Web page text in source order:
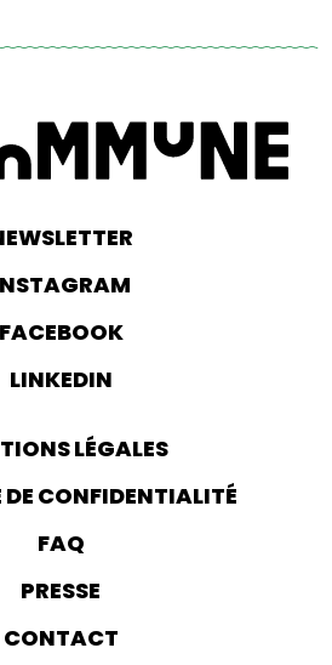
FACEBOOK
LINKEDIN
LÉGALES
CONFIDENTIALITÉ
FAQ
PRESSE
CONTACT